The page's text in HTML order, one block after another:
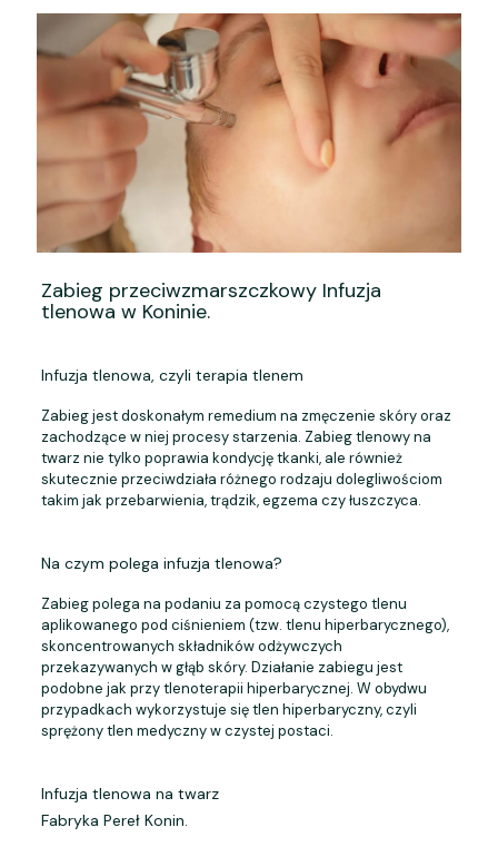
Zabieg przeciwzmarszczkowy Infuzja
tlenowa w Koninie.
Infuzja tlenowa, czyli terapia tlenem
Zabieg jest doskonałym remedium na zmęczenie skóry oraz
zachodzące w niej procesy starzenia. Zabieg tlenowy na
twarz nie tylko poprawia kondycję tkanki, ale również
skutecznie przeciwdziała różnego rodzaju dolegliwościom
takim jak przebarwienia, trądzik, egzema czy łuszczyca.
Na czym polega infuzja tlenowa?
Zabieg polega na podaniu za pomocą czystego tlenu
aplikowanego pod ciśnieniem (tzw. tlenu hiperbarycznego),
skoncentrowanych składników odżywczych
przekazywanych w głąb skóry. Działanie zabiegu jest
podobne jak przy tlenoterapii hiperbarycznej. W obydwu
przypadkach wykorzystuje się tlen hiperbaryczny, czyli
sprężony tlen medyczny w czystej postaci.
Infuzja tlenowa na twarz
Fabryka Pereł Konin.